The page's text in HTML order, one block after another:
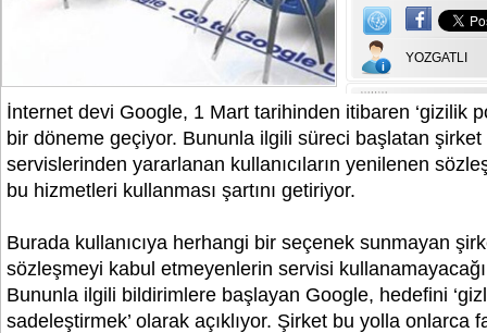
YOZGATLI
İnternet devi Google, 1 Mart tarihinden itibaren ‘gizilik
bir döneme geçiyor. Bununla ilgili süreci başlatan şirket
servislerinden yararlanan kullanıcıların yenilenen
bu hizmetleri kullanması şartını getiriyor.
Burada kullanıcıya herhangi bir seçenek sunmayan
sözleşmeyi kabul etmeyenlerin servisi
Bununla ilgili bildirimlere başlayan Google, hedefini
sadeleştirmek’ olarak açıklıyor. Şirket bu yolla onlarca